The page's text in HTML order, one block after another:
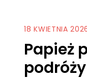
18 KWIETNIA
Papież